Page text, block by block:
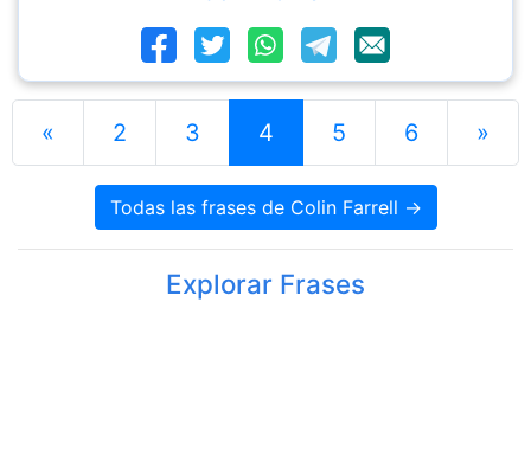
« 2 3 4 5 6 »
Todas las frases de Colin Farrell →
Explorar Frases